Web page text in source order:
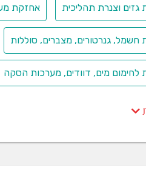
שיטת עבודה) ליישום תהליך
ונקבעות סדרי עדיפויות ליישום
לתקינות העבודה, לצמצום
חוסר ידע של העובדים באשר
כללי הזהירות ולבצע את העבודה
וצנרת תהליכית אחזקת
גנרטורים, מצברים, סוללות
מים, דוודים, מערכות הסקה